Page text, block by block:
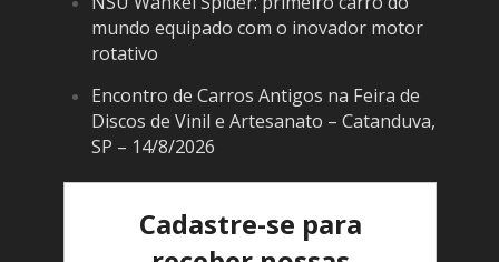
mundo equipado com o inovador motor
rotativo
Encontro de Carros Antigos na Feira de
Discos de Vinil e Artesanato – Catanduva,
SP – 14/8/2026